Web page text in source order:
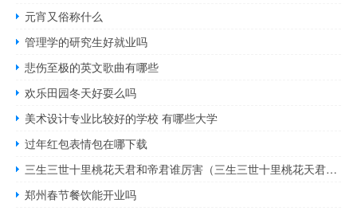
元宵又俗称什么
管理学的研究生好就业吗
悲伤至极的英文歌曲有哪些
欢乐田园冬天好耍么吗
美术设计专业比较好的学校 有哪些大学
过年红包表情包在哪下载
三生三世十里桃花天君和帝君谁厉害（三生三世十里桃花天君和帝君什么关系）
郑州春节餐饮能开业吗